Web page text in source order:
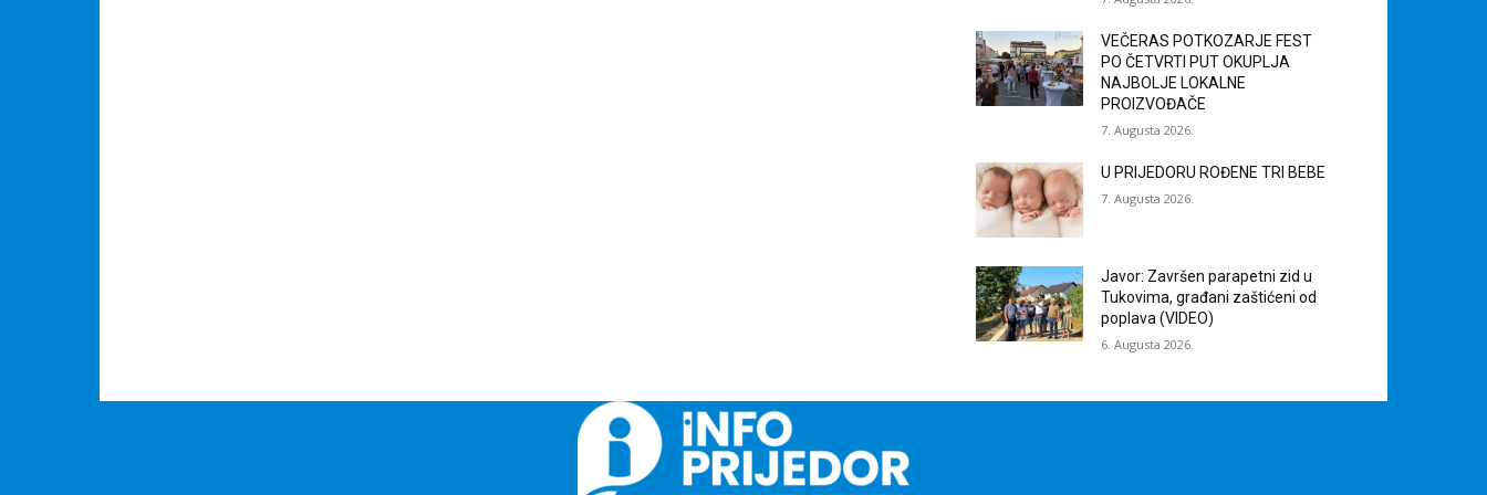
VEČERAS POTKOZARJE FEST
PO ČETVRTI PUT OKUPLJA
NAJBOLJE LOKALNE
PROIZVOĐAČE
7. Augusta 2026.
U PRIJEDORU ROĐENE TRI BEBE
7. Augusta 2026.
Javor: Završen parapetni zid u
Tukovima, građani zaštićeni od
poplava (VIDEO)
6. Augusta 2026.